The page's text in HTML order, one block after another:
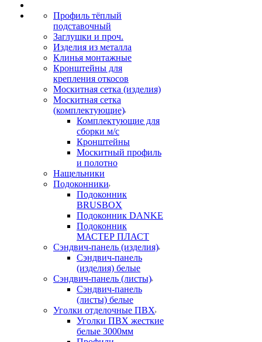
Профиль тёплый
подставочный
Заглушки и проч.
Изделия из металла
Клинья монтажные
Кронштейны для
крепления откосов
Москитная сетка (изделия)
Москитная сетка
(комплектующие)
Комплектующие для
сборки м/с
Кронштейны
Москитный профиль
и полотно
Нащельники
Подоконники
Подоконник
BRUSBOX
Подоконник DANKE
Подоконник
МАСТЕР ПЛАСТ
Сэндвич-панель (изделия)
Сэндвич-панель
(изделия) белые
Сэндвич-панель (листы)
Сэндвич-панель
(листы) белые
Уголки отделочные ПВХ
Уголки ПВХ жесткие
белые 3000мм